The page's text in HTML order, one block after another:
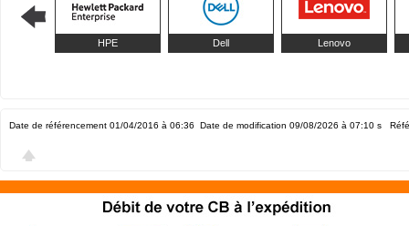
HPE Dell Lenovo
Date de référencement 01/04/2016 à 06:36 Date de modification 09/08/2026 à 07:10 s